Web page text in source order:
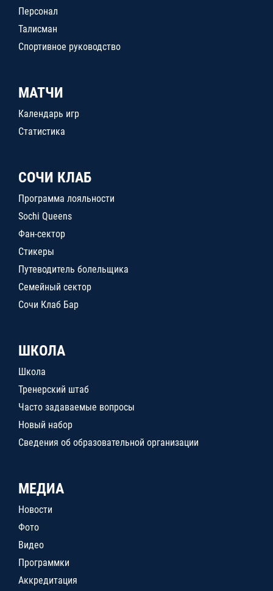
Персонал
Талисман
Спортивное руководство
МАТЧИ
Календарь игр
Статистика
СОЧИ КЛАБ
Программа лояльности
Sochi Queens
Фан-сектор
Стикеры
Путеводитель болельщика
Семейный сектор
Сочи Клаб Бар
ШКОЛА
Школа
Тренерский штаб
Часто задаваемые вопросы
Новый набор
Сведения об образовательной организации
МЕДИА
Новости
Фото
Видео
Программки
Аккредитация